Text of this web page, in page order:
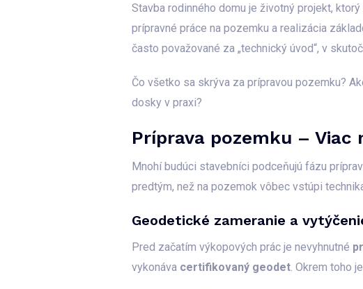
Stavba rodinného domu je životný projekt,
prípravné práce na pozemku a realizácia
často považované za „technický úvod“, v
Čo všetko sa skrýva za prípravou pozemku?
dosky v praxi?
Príprava pozemku – Viac
Mnohí budúci stavebníci podceňujú fázu
predtým, než na pozemok vôbec vstúpi
Geodetické zameranie a
Pred začatím výkopových prác je nevyhnutné
vykonáva certifikovaný geodet. Okrem toho